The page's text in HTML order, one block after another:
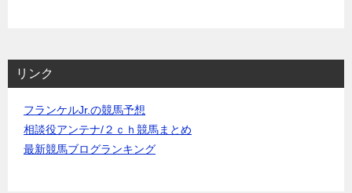
リンク
フランケルJr.の競馬予想
相談役アンテナ/２ｃｈ競馬まとめ
最新競馬ブログランキング